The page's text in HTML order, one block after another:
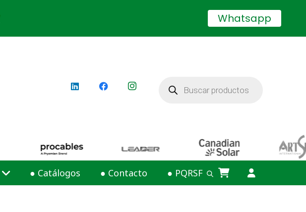
productos
● Catálogos ● Contacto ● PQRSF
Whatsapp